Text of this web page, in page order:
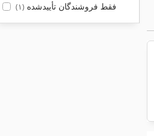
فقط فروشندگان تأییدشده(۱)